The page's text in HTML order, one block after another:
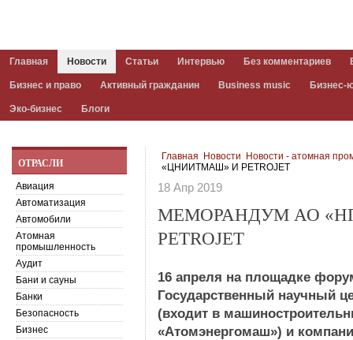
Главная Новости Статьи Интервью Без комментариев
Бизнес и право Активный гражданин Business music Бизнес-
Эко-бизнес Блоги
Главная Новости
Новости - атомная
«ЦНИИТМАШ» И PETROJET
18 Апр 2019
МЕМОРАНДУМ АО
PETROJET
16 апреля на площадке
Государственный
(входит в
«Атомэнергомаш») и
ОТРАСЛИ
Авиация
Автоматизация
Автомобили
Атомная
промышленность
Аудит
Бани и сауны
Банки
Безопасность
Бизнес